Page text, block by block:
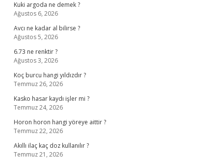
Kuki argoda ne demek ?
Ağustos 6, 2026
Avcı ne kadar al bilirse ?
Ağustos 5, 2026
6.73 ne renktir ?
Ağustos 3, 2026
Koç burcu hangi yıldızdır ?
Temmuz 26, 2026
Kasko hasar kaydı işler mi ?
Temmuz 24, 2026
Horon horon hangi yöreye aittir ?
Temmuz 22, 2026
Akıllı ilaç kaç doz kullanılır ?
Temmuz 21, 2026